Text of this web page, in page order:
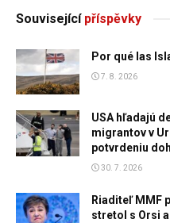
Souvisejícípříspěvky
Por qué las
7. 8. 2026
USA hľadajú
migrantov v
potvrdeniu
30. 7. 2026
Riaditeľ MMF
stretol s Orsi